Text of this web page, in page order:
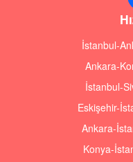
İstanbul-
Ankara-
İstanbul-
Eskişehir-
Ankara-
Konya-